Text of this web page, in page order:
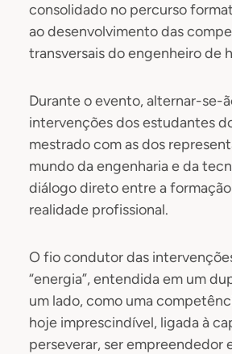
consolidado no percurso
ao desenvolvimento das
transversais do engenheiro de
Durante o evento, alternar-se-
intervenções dos estudantes
mestrado com as dos
mundo da engenharia e da
diálogo direto entre a
realidade profissional.
O fio condutor das
“energia”, entendida em um
um lado, como uma
hoje imprescindível, ligada à
perseverar, ser empreendedor